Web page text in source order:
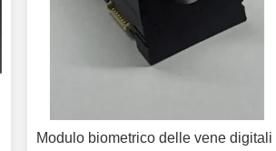
Modulo biometrico delle vene digitali